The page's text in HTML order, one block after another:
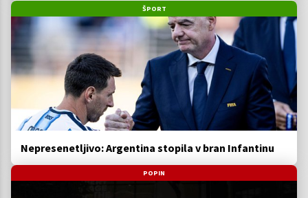
ŠPORT
Nepresenetljivo: Argentina stopila v bran Infantinu
POPIN